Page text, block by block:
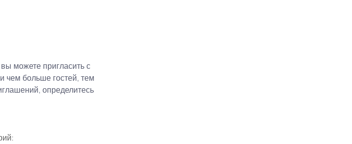
можете пригласить с
чем больше гостей, тем
определитесь